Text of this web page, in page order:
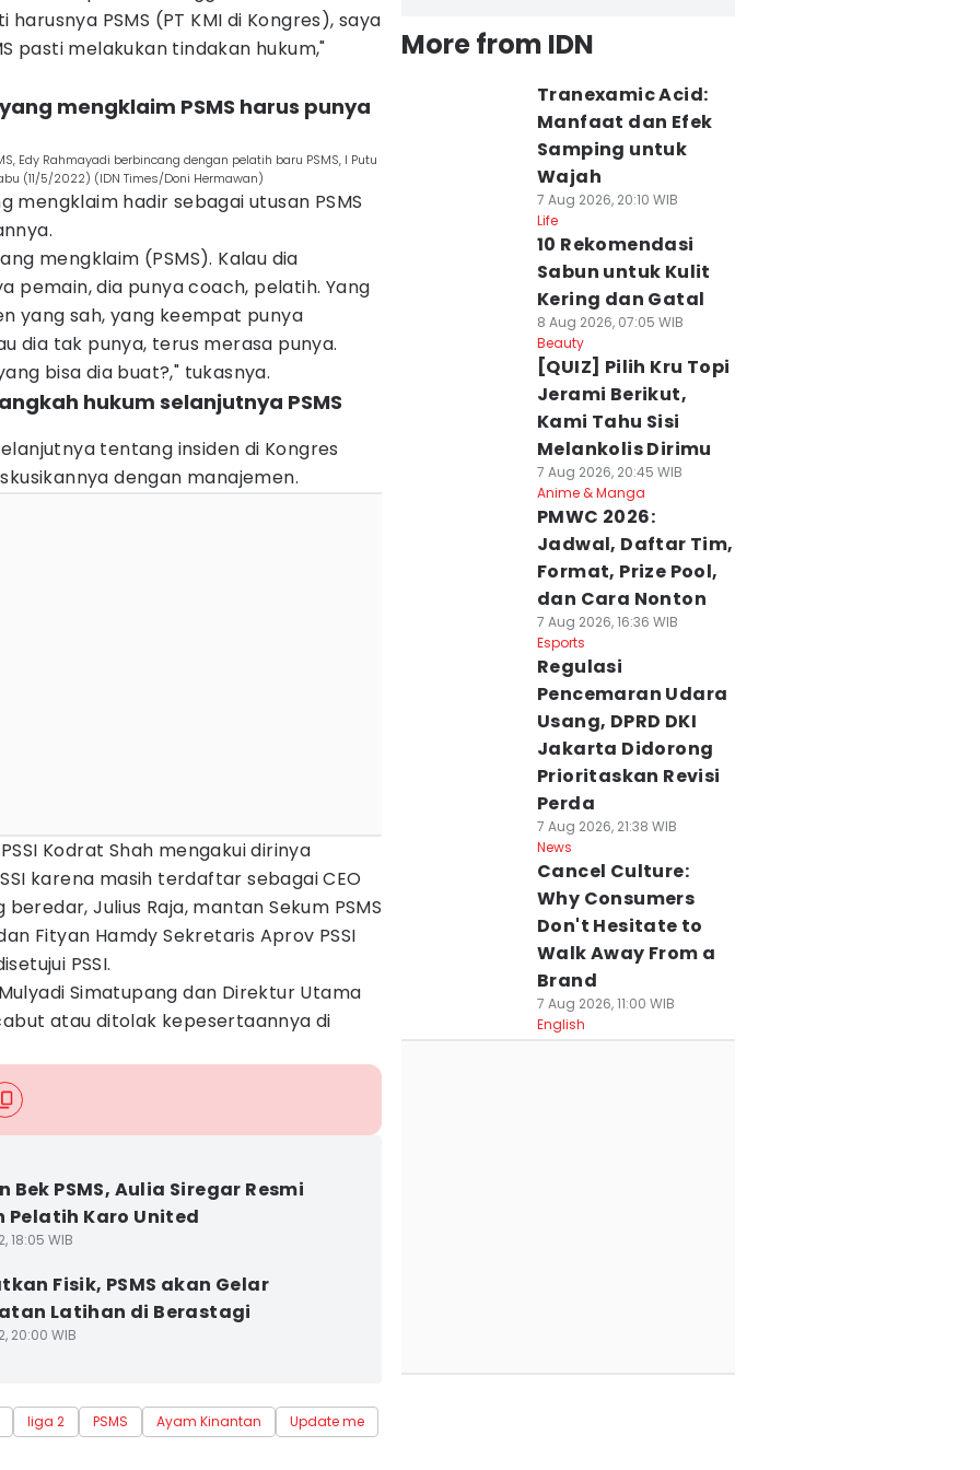
PSMS (PT KMI di Kongres), saya
pasti melakukan tindakan hukum,"
mengklaim PSMS harus punya
Edy Rahmayadi berbincang dengan pelatih baru PSMS, I Putu
(11/5/2022) (IDN Times/Doni Hermawan)
mengklaim hadir sebagai utusan PSMS
mengklaim (PSMS). Kalau dia
pemain, dia punya coach, pelatih. Yang
yang sah, yang keempat punya
dia tak punya, terus merasa punya.
bisa dia buat?," tukasnya.
hukum selanjutnya PSMS
tentang insiden di Kongres
dengan manajemen.
Kodrat Shah mengakui dirinya
karena masih terdaftar sebagai CEO
beredar, Julius Raja, mantan Sekum PSMS
Fityan Hamdy Sekretaris Aprov PSSI
PSSI.
Simatupang dan Direktur Utama
atau ditolak kepesertaannya di
Bek PSMS, Aulia Siregar Resmi
Pelatih Karo United
18:05 WIB
Fisik, PSMS akan Gelar
Latihan di Berastagi
20:00 WIB
liga 2 PSMS Ayam Kinantan Update me
More from IDN
Tranexamic Acid:
Manfaat dan Efek
Samping untuk
Wajah
7 Aug 2026, 20:10 WIB
Life
10 Rekomendasi
Sabun untuk Kulit
Kering dan Gatal
8 Aug 2026, 07:05 WIB
Beauty
[QUIZ] Pilih Kru Topi
Jerami Berikut,
Kami Tahu Sisi
Melankolis Dirimu
7 Aug 2026, 20:45 WIB
Anime & Manga
PMWC 2026:
Jadwal, Daftar Tim,
Format, Prize Pool,
dan Cara Nonton
7 Aug 2026, 16:36 WIB
Esports
Regulasi
Pencemaran Udara
Usang, DPRD DKI
Jakarta Didorong
Prioritaskan Revisi
Perda
7 Aug 2026, 21:38 WIB
News
Cancel Culture:
Why Consumers
Don't Hesitate to
Walk Away From a
Brand
7 Aug 2026, 11:00 WIB
English